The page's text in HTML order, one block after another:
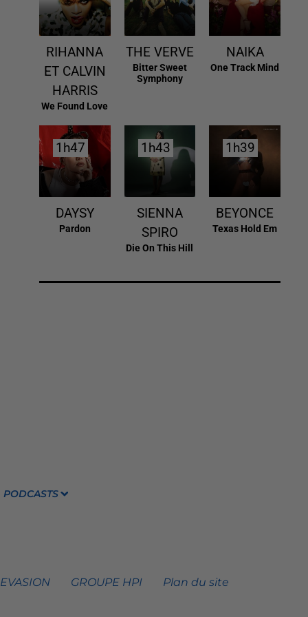
RIHANNA
ET CALVIN
HARRIS
We Found Love
THE VERVE
Bitter Sweet
Symphony
NAIKA
One Track Mind
1h47
1h47
DAYSY
Pardon
1h43
1h43
SIENNA
SPIRO
Die On This Hill
1h39
1h39
BEYONCE
Texas Hold Em
PODCASTS
GROUPE HPI Plan du site